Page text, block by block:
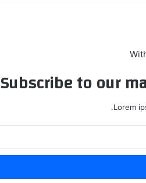
Subscribe to our
Lorem